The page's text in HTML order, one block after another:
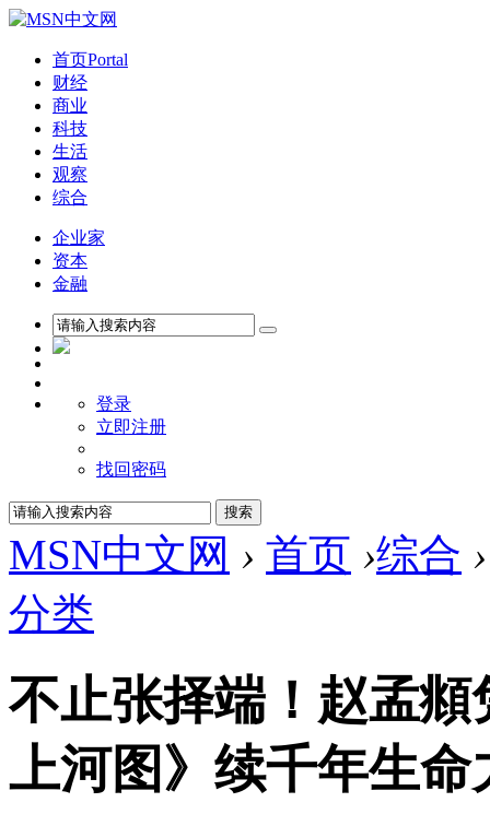
首页Portal
财经
商业
科技
生活
观察
综合
企业家
资本
金融
登录
立即注册
找回密码
MSN中文网 › 首页 ›综合 ›
分类
不止张择端！赵孟
上河图》续千年生命